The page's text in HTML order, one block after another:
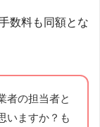
数料も同額とな
者の担当者と
いますか？も